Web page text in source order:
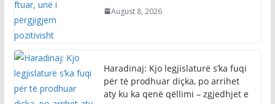
August 8, 2026
Haradinaj: Kjo legjislaturë s’ka fuqi
për të prodhuar diçka, po arrihet
aty ku ka qenë qëllimi – zgjedhjet e